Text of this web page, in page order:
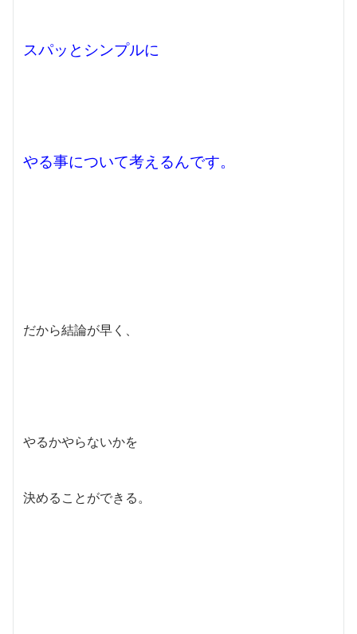
スパッとシンプルに
やる事について考えるんです。
だから結論が早く、
やるかやらないかを
決めることができる。